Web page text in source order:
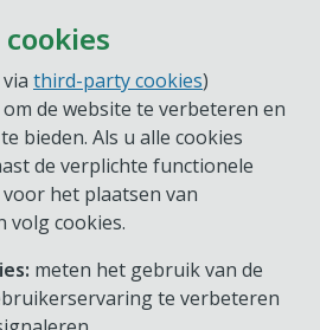
third-party cookies)
de website te verbeteren en
bieden. Als u alle cookies
de verplichte functionele
het plaatsen van
volg cookies.
meten het gebruik van de
te verbeteren